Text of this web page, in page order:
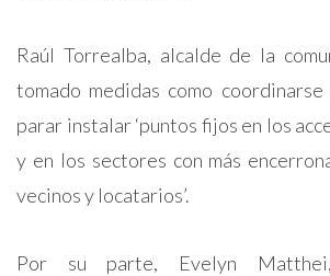
Raúl Torrealba, alcalde de la
tomado medidas como
parar instalar ‘puntos fijos en los
y en los sectores con más
vecinos y locatarios’.
Por su parte, Evelyn